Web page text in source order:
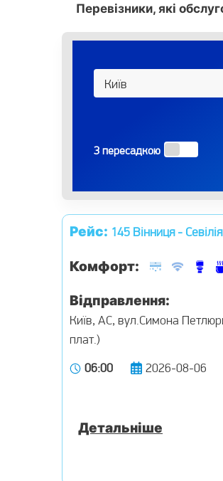
Перевізники, які
З пересадкою
Рейс: 145 Вінниця -
Комфорт:
Відправлення:
Київ, АС, вул.Симона
плат.)
06:00 2026-08-06
Детальніше